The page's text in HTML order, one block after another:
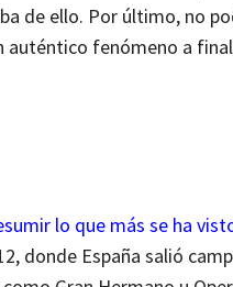
de ello. Por último, no
auténtico fenómeno a
lo que más se ha
donde España salió